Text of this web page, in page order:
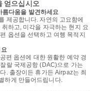
얻으십시오
름다움을 발견하세요
제공합니다. 자연의 고요함에
하고, 미각을 자극하는 현지 요
옵션을 선택하고 여행 목적지
편 옵션에 대한 원활한 예약 경
랄 국제공항 (DAC)으로 가는
. 출장이든 휴가든 Airpaz는 최
하게 만들어드립니다.